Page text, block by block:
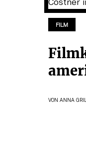
FILM
VON ANNA